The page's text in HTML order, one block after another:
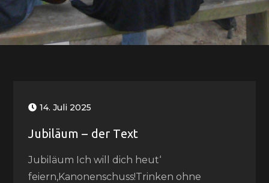
14. Juli 2025
Jubiläum – der Text
Jubiläum Ich will dich heut‘
feiern,Kanonenschuss!Trinken ohne